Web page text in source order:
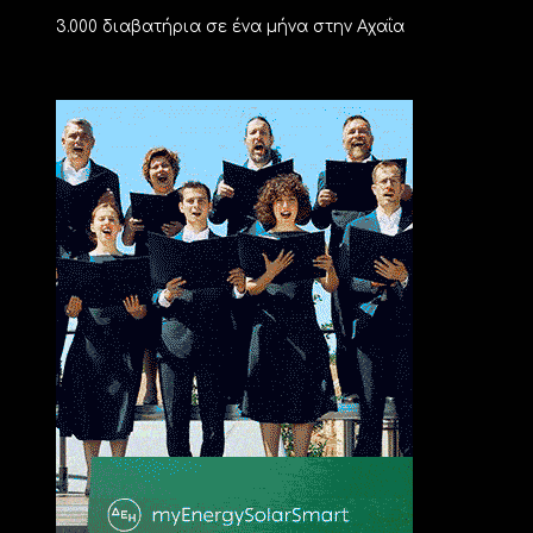
3.000 διαβατήρια σε ένα μήνα στην Αχαΐα